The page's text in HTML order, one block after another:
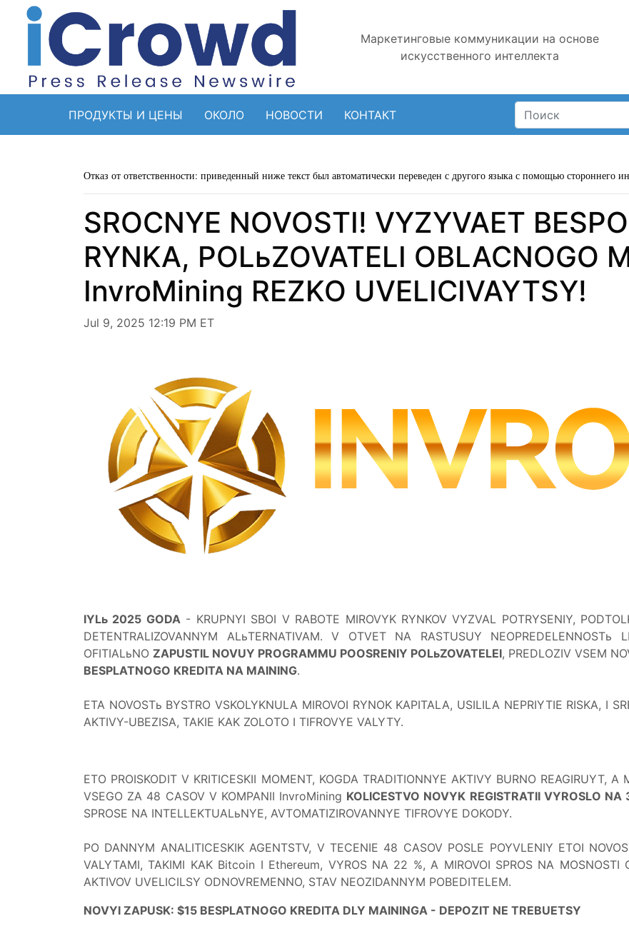
Маркетинговые коммуникации на основе
искусственного интеллекта
ПРОДУКТЫ И ЦЕНЫ ОКОЛО НОВОСТИ КОНТАКТ
Отказ от ответственности: приведенный ниже текст был автоматически переведен с другого языка с помощью стороннего
SROCNYE NOVOSTI! VYZYVAET
RYNKA, POLьZOVATELI OBLACNOGO
InvroMining REZKO UVELICIVAYTSY!
Jul 9, 2025 12:19 PM ET
IYLь 2025 GODA- KRUPNYI SBOI V RABOTE MIROVYK RYNKOV VYZVAL POTRYSENIY,
DETENTRALIZOVANNYM ALьTERNATIVAM. V OTVET NA RASTUSUY NEOPREDELENNOSTь
OFITIALьNO ZAPUSTIL NOVUY PROGRAMMU POOSRENIY POLьZOVATELEI, PREDLOZIV VSEM
BESPLATNOGO KREDITA NA MAINING.
ETA NOVOSTь BYSTRO VSKOLYKNULA MIROVOI RYNOK KAPITALA, USILILA NEPRIYTIE RISKA, I
AKTIVY-UBEZISA, TAKIE KAK ZOLOTO I TIFROVYE VALYTY.
ETO PROISKODIT V KRITICESKII MOMENT, KOGDA TRADITIONNYE AKTIVY BURNO REAGIRUYT, A
VSEGO ZA 48 CASOV V KOMPANII InvroMining KOLICESTVO NOVYK REGISTRATII VYROSLO NA
SPROSE NA INTELLEKTUALьNYE, AVTOMATIZIROVANNYE TIFROVYE DOKODY.
PO DANNYM ANALITICESKIK AGENTSTV, V TECENIE 48 CASOV POSLE POYVLENIY ETOI
VALYTAMI, TAKIMI KAK Bitcoin I Ethereum, VYROS NA 22 %, A MIROVOI SPROS NA MOSNOSTI
AKTIVOV UVELICILSY ODNOVREMENNO, STAV NEOZIDANNYM POBEDITELEM.
NOVYI ZAPUSK: $15 BESPLATNOGO KREDITA DLY MAININGA - DEPOZIT NE TREBUETSY